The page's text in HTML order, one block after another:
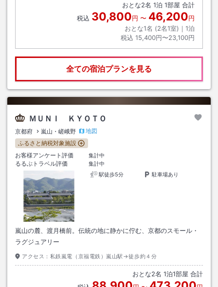
おとな2名 1泊 1部屋 合計
税込 30,800円 〜 46,200円
おとな1名 (2名1室)｜ 1泊
税込 15,400円〜23,100円
全ての宿泊プランを見る
ＭＵＮＩ ＫＹＯＴＯ
京都府 嵐山・嵯峨野
地図
ふるさと納税対象施設
お客様アンケート評価
集計中
るるぶトラベル評価
集計中
駅徒歩5分
駐車場あり
嵐山の麓、渡月橋前。伝統の地に静かに佇む、京都のスモール・
ラグジュアリー
アクセス： 私鉄嵐電（京福電鉄）嵐山駅→徒歩約４分
おとな2名 1泊1部屋 合計